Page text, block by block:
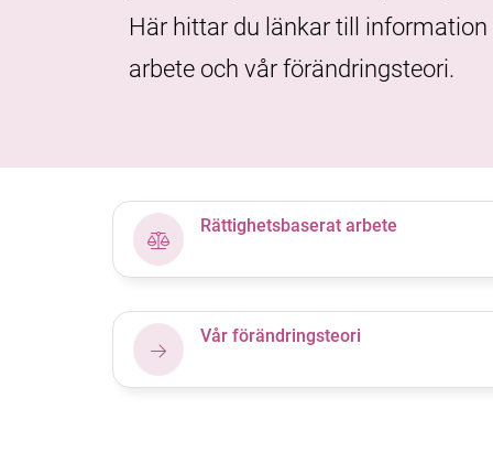
Här hittar du länkar till
arbete och vår förändringsteori.
Rättighetsbaserat arbete
Vår förändringsteori